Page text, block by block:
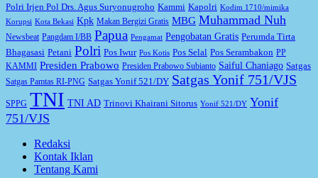
Polri Irjen Pol Drs. Agus Suryonugroho Kammi Kapolri Kodim 1710/mimika
Korupsi Kota Bekasi Kpk Makan Bergizi Gratis MBG Muhammad Nuh
Newsbeat Pangdam I/BB Papua Pengamat Pengobatan Gratis Perumda Tirta
Bhagasasi Petani Polri Pos Iwur Pos Kotis Pos Selal Pos Serambakon PP
KAMMI Presiden Prabowo Presiden Prabowo Subianto Saiful Chaniago Satgas
Satgas Pamtas RI-PNG Satgas Yonif 521/DY Satgas Yonif 751/VJS
SPPG TNI TNI AD Trinovi Khairani Sitorus Yonif 521/DY Yonif
751/VJS
Redaksi
Kontak Iklan
Tentang Kami